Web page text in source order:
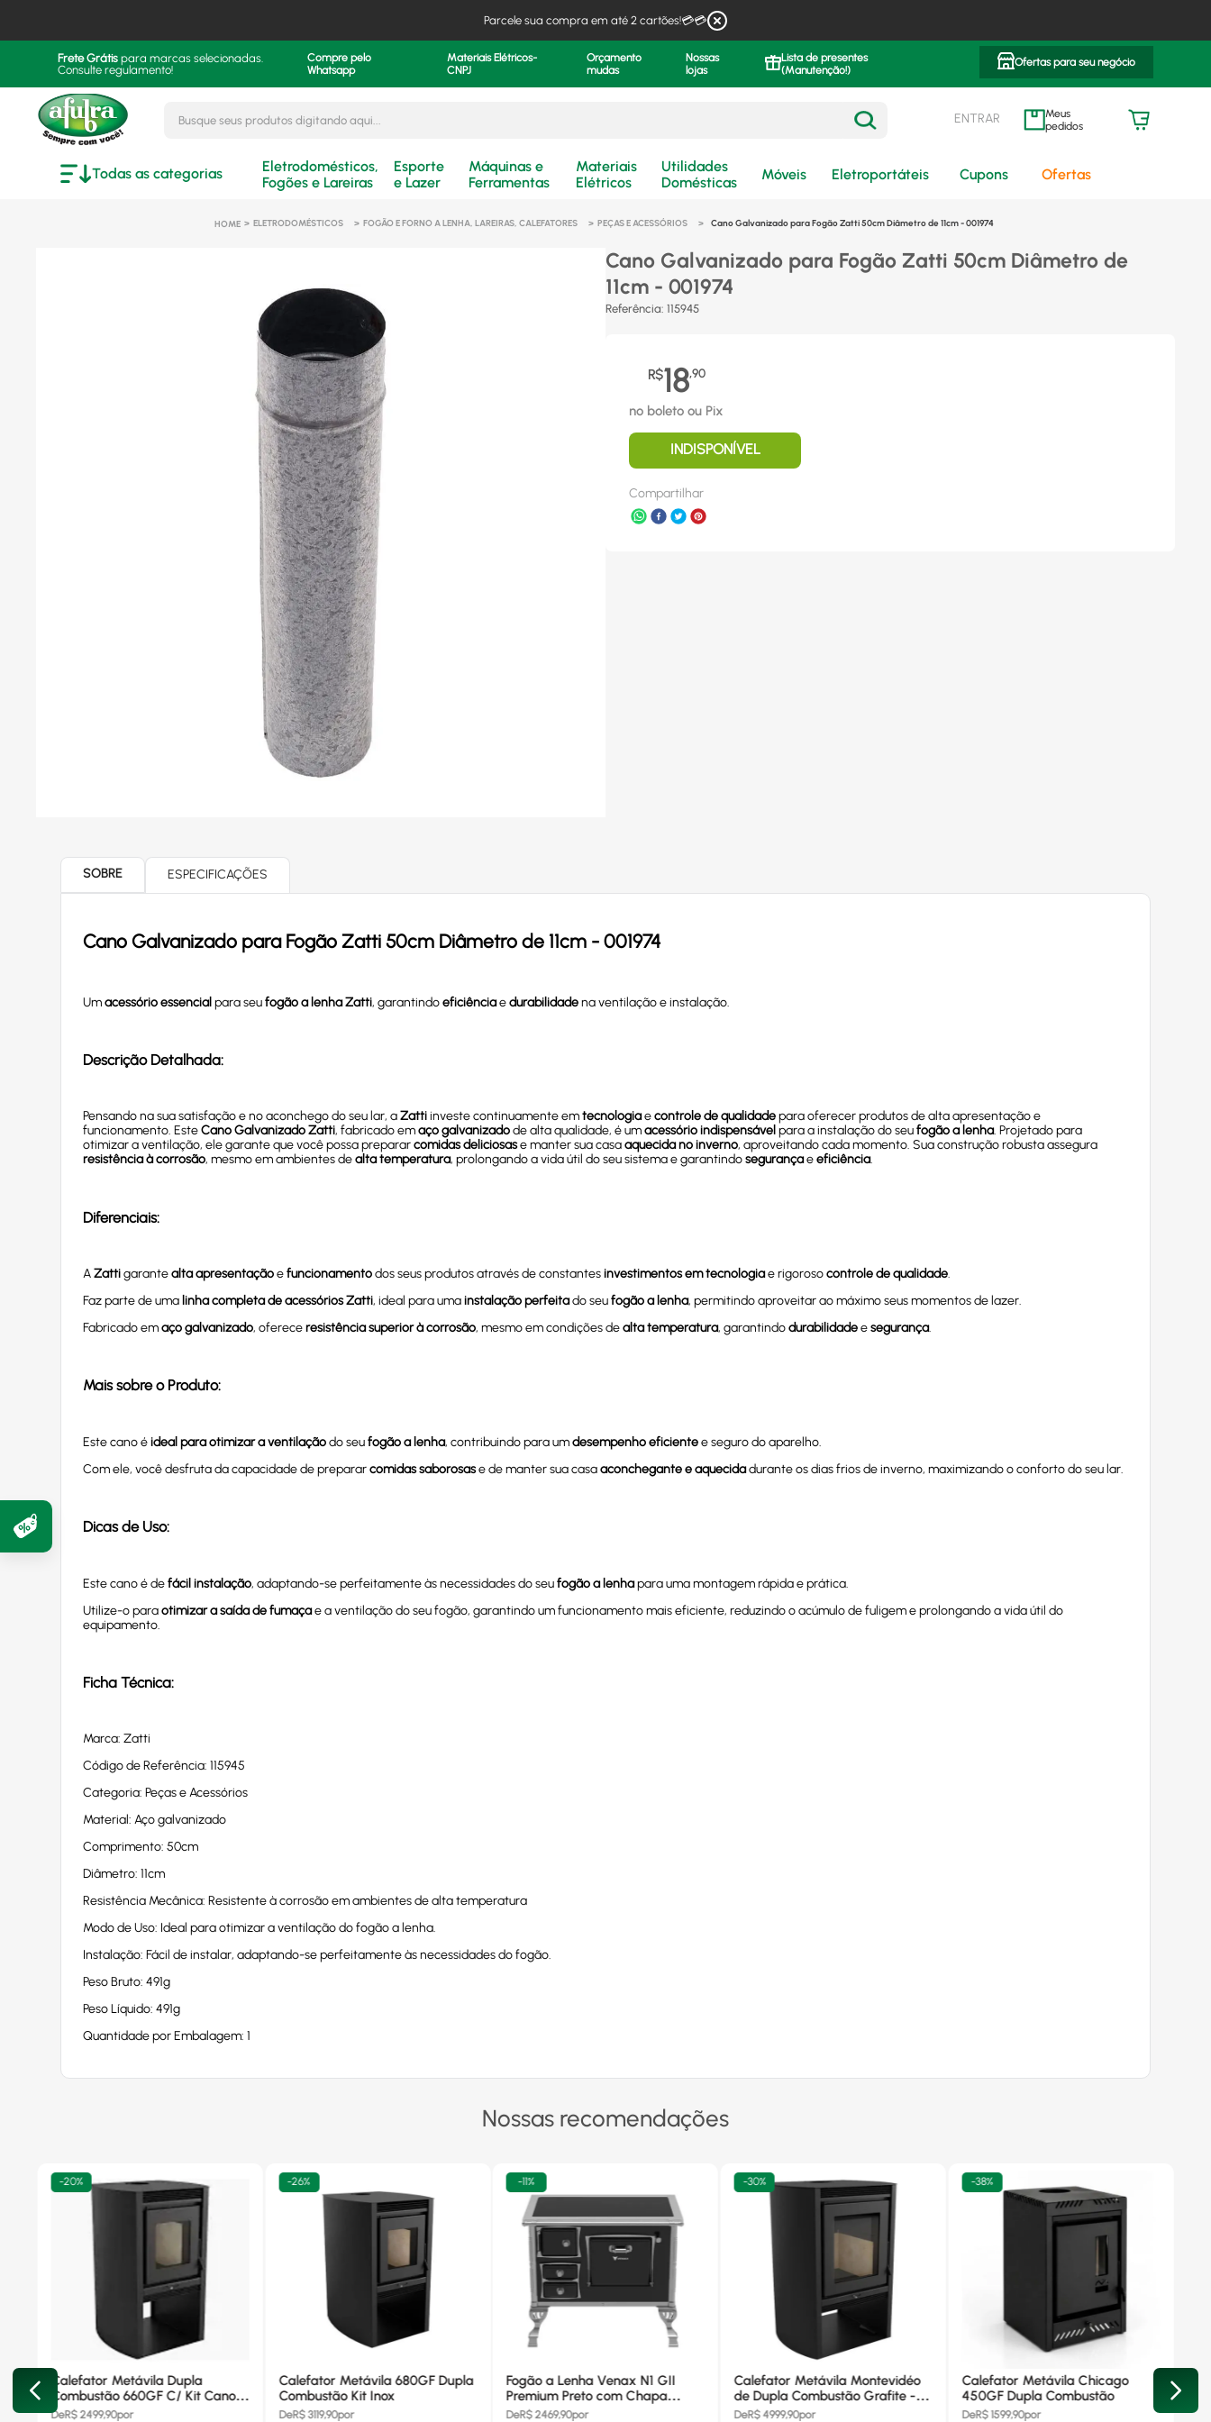
Parcele sua compra em até 2 cartões!💳💳
Frete Grátis para marcas selecionadas.
Consulte regulamento!
Compre pelo
Whatsapp
Materiais Elétricos-
CNPJ
Orçamento
mudas
Nossas
lojas
Lista de presentes
(Manutenção!)
Ofertas para seu negócio
ENTRAR meus pedidos
Todas as categorias
Eletrodomésticos,
Fogões e Lareiras
Esporte
e Lazer
Máquinas e
Ferramentas
Materiais
Elétricos
Utilidades
Domésticas
Móveis Eletroportáteis Cupons Ofertas
ELETRODOMÉSTICOS FOGÃO E FORNO A LENHA, LAREIRAS, CALEFATORES PEÇAS E ACESSÓRIOS Cano Galvanizado para Fogão Zatti 50cm Diâmetro de 11cm - 001974
Cano Galvanizado para Fogão Zatti 50cm Diâmetro de
11cm - 001974
Referência: 115945
R$18,90
no boleto ou Pix
INDISPONÍVEL
Compartilhar
SOBRE ESPECIFICAÇÕES
Cano Galvanizado para Fogão Zatti 50cm Diâmetro de 11cm - 001974
Umacessório essencial para seufogão a lenha Zatti, garantindoeficiênciaedurabilidadena ventilação e instalação.
Descrição Detalhada:
Pensando na sua satisfação e no aconchego do seu lar, aZattiinveste continuamente emtecnologiaecontrole de qualidadepara oferecer produtos de alta apresentação e
funcionamento. EsteCano Galvanizado Zatti, fabricado emaço galvanizadode alta qualidade, é umacessório indispensável para a instalação do seufogão a lenha. Projetado para
otimizar a ventilação, ele garante que você possa prepararcomidas deliciosase manter sua casaaquecida no inverno, aproveitando cada momento. Sua construção robusta assegura
resistência à corrosão, mesmo em ambientes dealta temperatura, prolongando a vida útil do seu sistema e garantindosegurançaeeficiência.
Diferenciais:
AZattigarantealta apresentaçãoefuncionamentodos seus produtos através de constantesinvestimentos em tecnologiae rigorosocontrole de qualidade.
Faz parte de uma linha completa de acessórios Zatti, ideal para umainstalação perfeitado seufogão a lenha, permitindo aproveitar ao máximo seus momentos de lazer.
Fabricado emaço galvanizado, ofereceresistência superior à corrosão, mesmo em condições dealta temperatura, garantindodurabilidadeesegurança.
Mais sobre o Produto:
Este cano éideal para otimizar a ventilaçãodo seufogão a lenha, contribuindo para umdesempenho eficientee seguro do aparelho.
Com ele, você desfruta da capacidade de prepararcomidas saborosase de manter sua casaaconchegante e aquecidadurante os dias frios de inverno, maximizando o conforto do seu lar.
Dicas de Uso:
Este cano é defácil instalação, adaptando-se perfeitamente às necessidades do seufogão a lenhapara uma montagem rápida e prática.
Utilize-o paraotimizar a saída de fumaçae a ventilação do seu fogão, garantindo um funcionamento mais eficiente, reduzindo o acúmulo de fuligem e prolongando a vida útil do
equipamento.
Ficha Técnica:
Marca: Zatti
Código de Referência: 115945
Categoria: Peças e Acessórios
Material: Aço galvanizado
Comprimento: 50cm
Diâmetro: 11cm
Resistência Mecânica: Resistente à corrosão em ambientes de alta temperatura
Modo de Uso: Ideal para otimizar a ventilação do fogão a lenha.
Instalação: Fácil de instalar, adaptando-se perfeitamente às necessidades do fogão.
Peso Bruto: 491g
Peso Líquido: 491g
Quantidade por Embalagem: 1
Nossas recomendações
-20%
Calefator Metávila Dupla
Combustão 660GF C/ Kit Canos
Inox
DeR$2499,90por
-26%
Calefator Metávila 680GF Dupla
Combustão Kit Inox
DeR$3119,90por
-11%
Fogão a Lenha Venax N1 GII
Premium Preto com Chapa
Vitrocerâmica - Chaminé Saída
DeR$2469,90por
-30%
Calefator Metávila Montevidéo
de Dupla Combustão Grafite -
880GF
DeR$ 4999,90por
-38%
Calefator Metávila Chicago
450GF Dupla Combustão
DeR$ 1599,90por